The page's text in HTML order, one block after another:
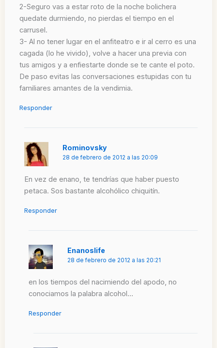
2-Seguro vas a estar roto de la noche bolichera
quedate durmiendo, no pierdas el tiempo en el
carrusel.
3- Al no tener lugar en el anfiteatro e ir al cerro es una
cagada (lo he vivido), volve a hacer una previa con
tus amigos y a enfiestarte donde se te cante el poto.
De paso evitas las conversaciones estupidas con tu
familiares amantes de la vendimia.
Responder
Rominovsky
28 de febrero de 2012 a las 20:09
En vez de enano, te tendrías que haber puesto
petaca. Sos bastante alcohólico chiquitín.
Responder
Enanoslife
28 de febrero de 2012 a las 20:21
en los tiempos del nacimiendo del apodo, no
conociamos la palabra alcohol…
Responder